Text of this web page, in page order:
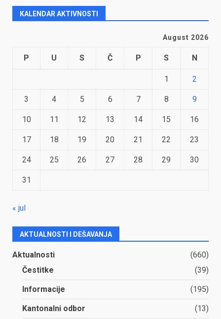
KALENDAR AKTIVNOSTI
August 2026
P U S Č P S N
1 2
3 4 5 6 7 8 9
10 11 12 13 14 15 16
17 18 19 20 21 22 23
24 25 26 27 28 29 30
31
« jul
AKTUALNOSTI I DEŠAVANJA
Aktualnosti
(660)
Čestitke
(39)
Informacije (195)
Kantonalni odbor (13)